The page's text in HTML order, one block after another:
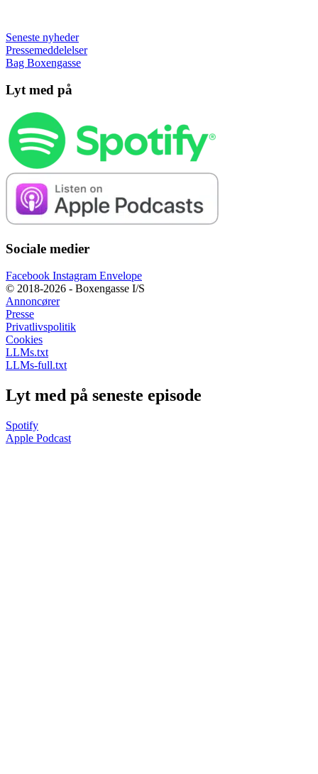
Seneste nyheder
Pressemeddelelser
Bag Boxengasse
Lyt med på
Sociale medier
Facebook Instagram Envelope
© 2018-2026 - Boxengasse I/S
Annoncører
Presse
Privatlivspolitik
Cookies
LLMs.txt
LLMs-full.txt
Lyt med på seneste episode
Spotify
Apple Podcast